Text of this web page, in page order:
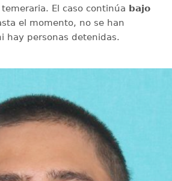
El caso continúa bajo
el momento, no se han
hay personas detenidas.